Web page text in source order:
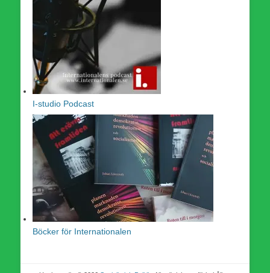
I-studio Podcast
Böcker för Internationalen